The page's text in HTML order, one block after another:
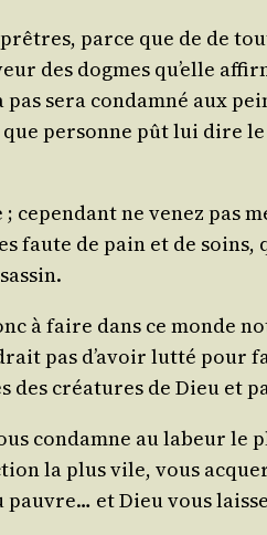
parce que de de
des dogmes qu’elle
sera condam­né aux
per­sonne pût lui
cepen­dant ne venez pas
de pain et de
à faire dans ce monde
pas d’a­voir lut­té
des créa­tures de Dieu et
condamne au labeur le
la plus vile, vous
et Dieu vous